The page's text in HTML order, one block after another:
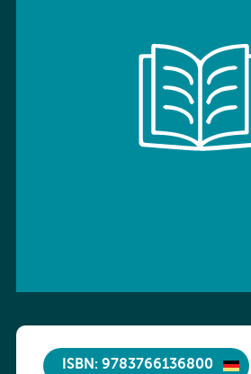
ISBN: 9783766136800